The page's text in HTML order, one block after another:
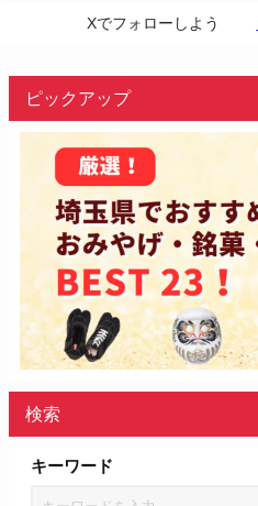
Xでフォローしよう
ピックアップ
検索
キーワード